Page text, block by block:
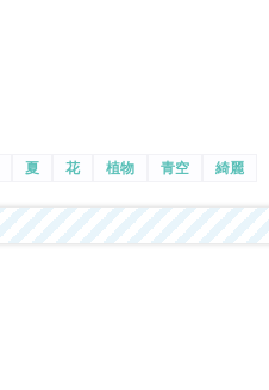
夏 花 植物 青空 綺麗